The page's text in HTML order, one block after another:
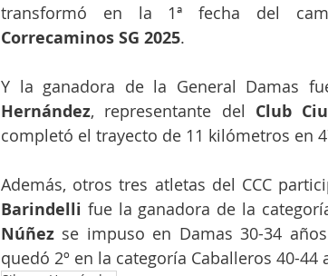
transformó en la 1ª fecha del
Correcaminos SG 2025.
Y la ganadora de la General Damas
Hernández, representante del Club
completó el trayecto de 11 kilómetros en
Además, otros tres atletas del CCC
Barindelli fue la ganadora de la
Núñez se impuso en Damas 30-34
quedó 2º en la categoría Caballeros 40-44